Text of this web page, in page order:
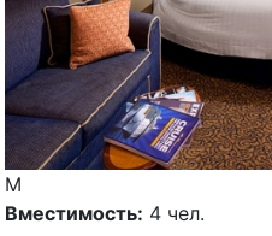
M
Вместимость: 4 чел.